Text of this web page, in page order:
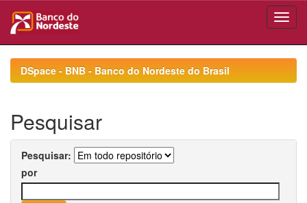
navigationDSpace - BNB - Banco do Nordeste do Brasil
Pesquisar
Pesquisar:
por